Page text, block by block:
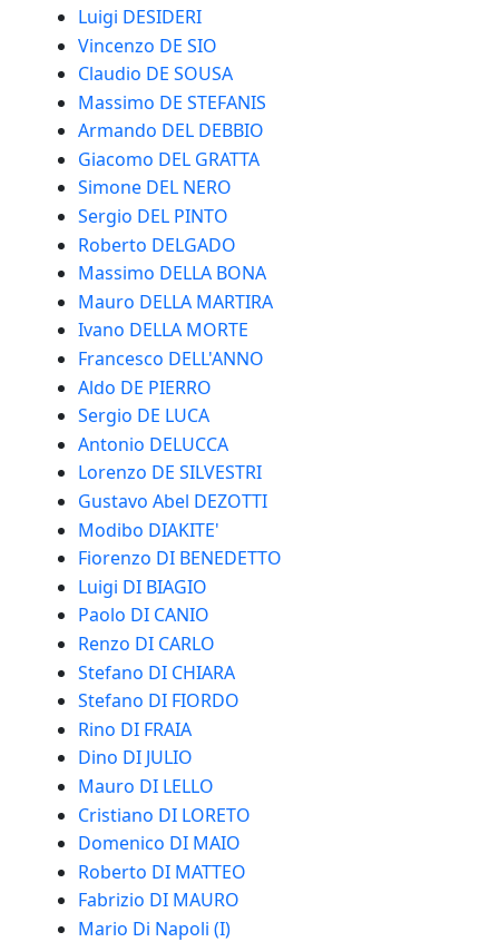
Luigi DESIDERI
Vincenzo DE SIO
Claudio DE SOUSA
Massimo DE STEFANIS
Armando DEL DEBBIO
Giacomo DEL GRATTA
Simone DEL NERO
Sergio DEL PINTO
Roberto DELGADO
Massimo DELLA BONA
Mauro DELLA MARTIRA
Ivano DELLA MORTE
Francesco DELL'ANNO
Aldo DE PIERRO
Sergio DE LUCA
Antonio DELUCCA
Lorenzo DE SILVESTRI
Gustavo Abel DEZOTTI
Modibo DIAKITE'
Fiorenzo DI BENEDETTO
Luigi DI BIAGIO
Paolo DI CANIO
Renzo DI CARLO
Stefano DI CHIARA
Stefano DI FIORDO
Rino DI FRAIA
Dino DI JULIO
Mauro DI LELLO
Cristiano DI LORETO
Domenico DI MAIO
Roberto DI MATTEO
Fabrizio DI MAURO
Mario Di Napoli (I)